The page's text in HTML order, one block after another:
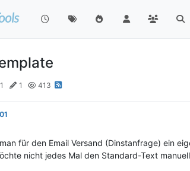
1 1 413
für den Email Versand (Dinstanfrage) ein
nicht jedes Mal den Standard-Text